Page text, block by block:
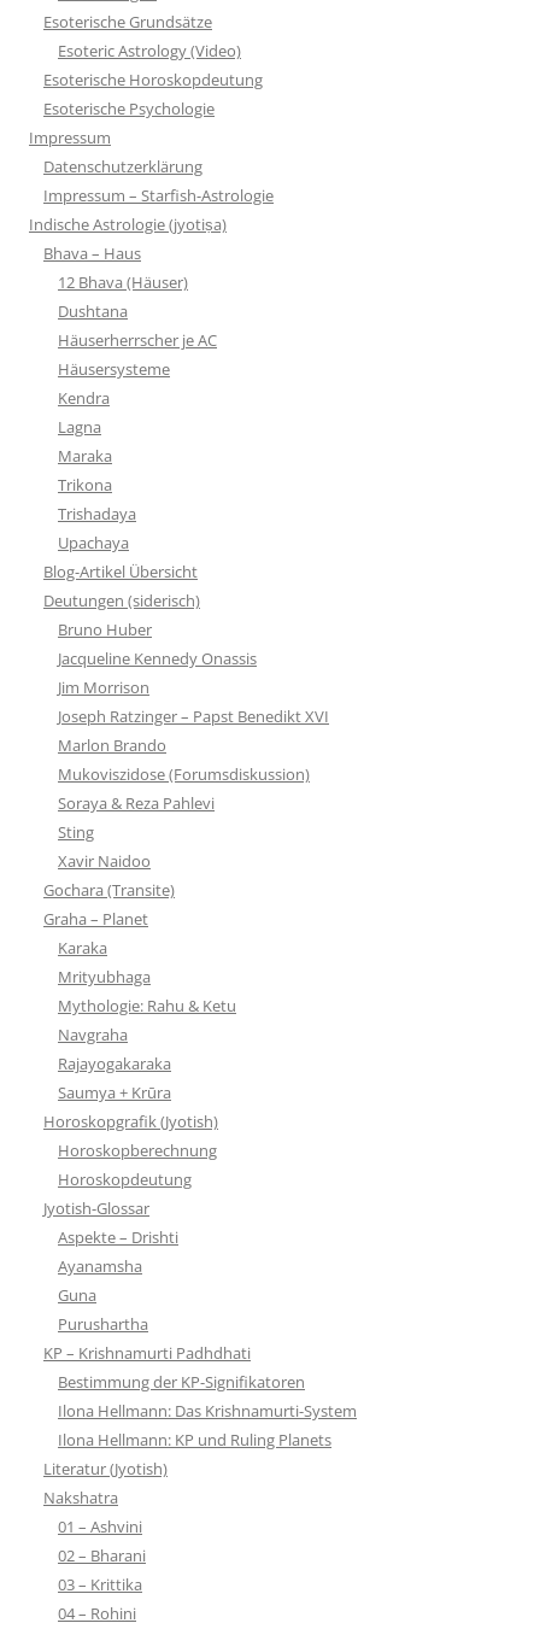
Esoterische Grundsätze
Esoteric Astrology (Video)
Esoterische Horoskopdeutung
Esoterische Psychologie
Impressum
Datenschutzerklärung
Impressum – Starfish-Astrologie
Indische Astrologie (jyotiṣa)
Bhava – Haus
12 Bhava (Häuser)
Dushtana
Häuserherrscher je AC
Häusersysteme
Kendra
Lagna
Maraka
Trikona
Trishadaya
Upachaya
Blog-Artikel Übersicht
Deutungen (siderisch)
Bruno Huber
Jacqueline Kennedy Onassis
Jim Morrison
Joseph Ratzinger – Papst Benedikt XVI
Marlon Brando
Mukoviszidose (Forumsdiskussion)
Soraya & Reza Pahlevi
Sting
Xavir Naidoo
Gochara (Transite)
Graha – Planet
Karaka
Mrityubhaga
Mythologie: Rahu & Ketu
Navgraha
Rajayogakaraka
Saumya + Krūra
Horoskopgrafik (Jyotish)
Horoskopberechnung
Horoskopdeutung
Jyotish-Glossar
Aspekte – Drishti
Ayanamsha
Guna
Purushartha
KP – Krishnamurti Padhdhati
Bestimmung der KP-Signifikatoren
Ilona Hellmann: Das Krishnamurti-System
Ilona Hellmann: KP und Ruling Planets
Literatur (Jyotish)
Nakshatra
01 – Ashvini
02 – Bharani
03 – Krittika
04 – Rohini